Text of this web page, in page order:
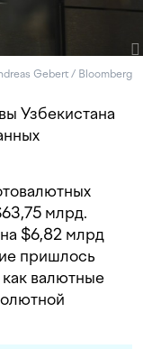
Gebert / Bloomberg
Узбекистана
млрд.
$6,82 млрд
пришлось
валютные